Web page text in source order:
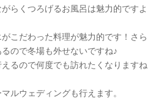
らくつろげるお風呂は魅力的ですよ
こだわった料理が魅力的です！さら
ので冬場も外せないですね♪
るので何度でも訪れたくなりますね
ルウェディングも行えます。